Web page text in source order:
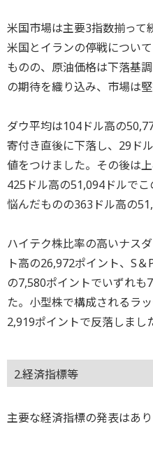
米国市場は主要3指数揃って
米国とイランの停戦につい
ものの、原油価格は下落基
の期待を織り込み、市場は
ダウ平均は104ドル高の
寄付き直後に下落し、29ド
値をつけました。その後は
425ドル高の51,094ドルで
悩んだものの363ドル高の
ハイテク株比率の高いナス
ト高の26,972ポイント、S
の7,580ポイントでいずれも
た。小型株で構成されるラ
2,919ポイントで反落しまし
2.経済指標等
主要な経済指標の発表はあり